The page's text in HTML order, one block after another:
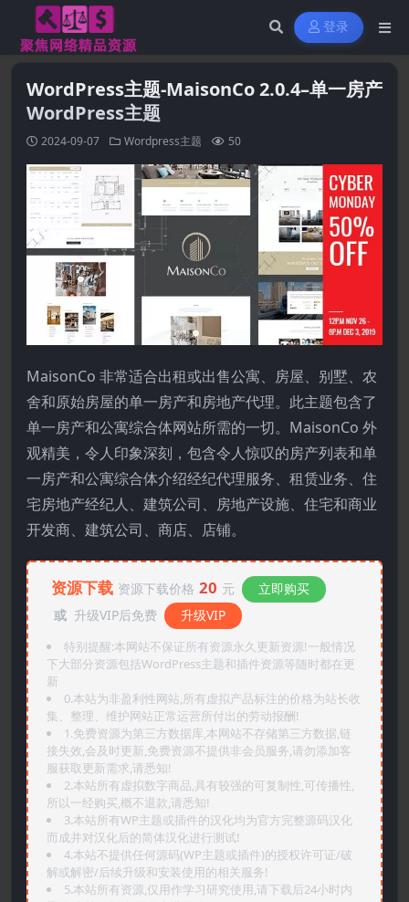
登录
WordPress主题-MaisonCo 2.0.4–单一房产
WordPress主题
2024-09-07 Wordpress主题 50
MaisonCo 非常适合出租或出售公寓、房屋、别墅、农
舍和原始房屋的单一房产和房地产代理。此主题包含了
单一房产和公寓综合体网站所需的一切。MaisonCo 外
观精美，令人印象深刻，包含令人惊叹的房产列表和单
一房产和公寓综合体介绍经纪代理服务、租赁业务、住
宅房地产经纪人、建筑公司、房地产设施、住宅和商业
开发商、建筑公司、商店、店铺。
资源下载 资源下载价格 20 元
立即购买
或 升级VIP后免费 升级VIP
特别提醒:本网站不保证所有资源永久更新资源!一般情况
下大部分资源包括WordPress主题和插件资源等随时都在更
新
0.本站为非盈利性网站,所有虚拟产品标注的价格为站长收
集、整理、维护网站正常运营所付出的劳动报酬!
1.免费资源为第三方数据库,本网站不存储第三方数据,链
接失效,会及时更新,免费资源不提供非会员服务,请勿添加客
服获取更新需求,请悉知!
2.本站所有虚拟数字商品,具有较强的可复制性,可传播性,
所以一经购买,概不退款,请悉知!
3.本站所有WP主题或插件的汉化均为官方完整源码汉化
而成并对汉化后的简体汉化进行测试!
4.本站不提供任何源码(WP主题或插件)的授权许可证/破
解或解密/后续升级和安装使用的相关服务!
5.本站所有资源,仅用作学习研究使用,请下载后24小时内